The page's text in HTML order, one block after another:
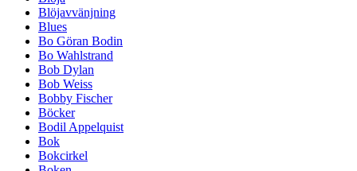
Blöjavvänjning
Blues
Bo Göran Bodin
Bo Wahlstrand
Bob Dylan
Bob Weiss
Bobby Fischer
Böcker
Bodil Appelquist
Bok
Bokcirkel